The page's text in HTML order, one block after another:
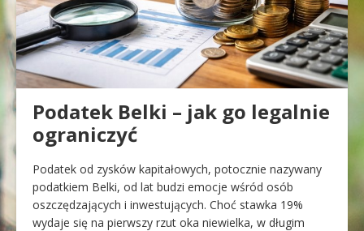
Podatek Belki – jak go legalnie
ograniczyć
Podatek od zysków kapitałowych, potocznie nazywany
podatkiem Belki, od lat budzi emocje wśród osób
oszczędzających i inwestujących. Choć stawka 19%
wydaje się na pierwszy rzut oka niewielka, w długim